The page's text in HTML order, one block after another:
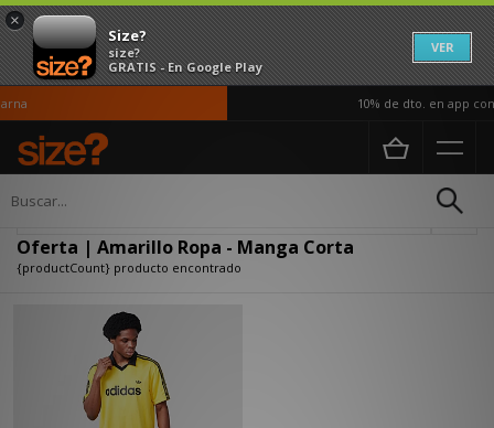
×
Size?
size?
GRATIS - En Google Play
VER
10% de dto. en app con
Página principal
Oferta | Amarillo Ropa - Manga Corta
{productCount} producto encontrado